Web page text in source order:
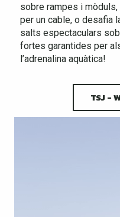
sobre rampes i mòduls,
per un cable, o desafia
salts espectaculars
fortes garantides per
l’adrenalina aquàtica!
TSJ -